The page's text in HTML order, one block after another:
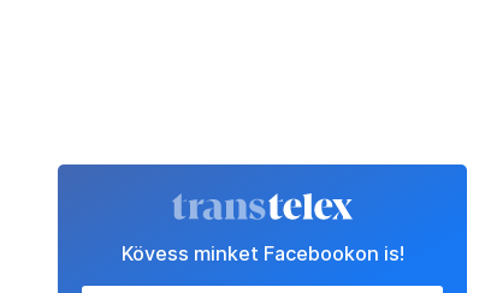
Kövess minket Facebookon is!